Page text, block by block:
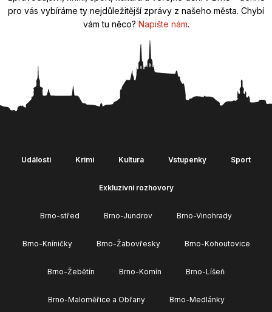
pro vás vybíráme ty nejdůležitější zprávy z našeho města. Chybí
vám tu něco? Napište nám.
Události Krimi Kultura Vstupenky Sport
Exkluzivní rozhovory
Brno-střed Brno-Jundrov Brno-Vinohrady
Brno-Kníničky Brno-Žabovřesky Brno-Kohoutovice
Brno-Žebětín Brno-Komín Brno-Líšeň
Brno-Maloměřice a Obřany Brno-Medlánky